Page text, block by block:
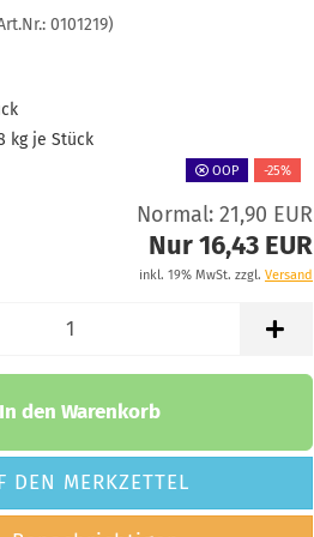
Grünlich0101219)
kg je Stück
OOP -25%
Normal: 21,90 EUR
Nur 16,43 EUR
inkl. 19% MwSt. zzgl. Versand
In den Warenkorb
DEN MERKZETTEL